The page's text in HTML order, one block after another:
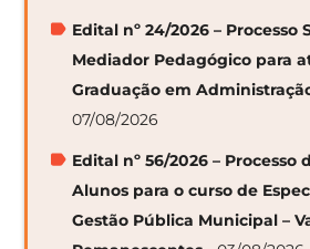
Edital nº 24/2026 – Processo
Mediador Pedagógico para
Graduação em
07/08/2026
Edital nº 56/2026 – Processo
Alunos para o curso de
Gestão Pública Municipal –